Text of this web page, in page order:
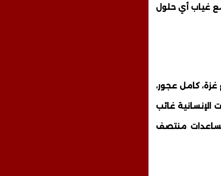
غياب أي حلول
كامل عجور،
غائب
منتصف